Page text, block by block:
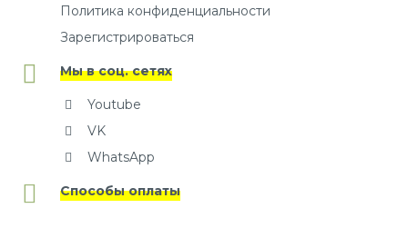
Политика конфиденциальности
Зарегистрироваться
Мы в соц. сетях
Youtube
VK
WhatsApp
Способы оплаты